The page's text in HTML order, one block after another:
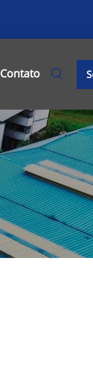
Contato